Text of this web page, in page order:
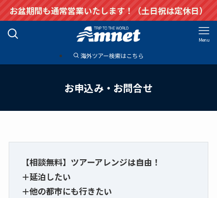
お盆期間も通常営業いたします！（土日祝は定休日）
Menu
海外ツアー検索はこちら
お申込み・お問合せ
【相談無料】ツアーアレンジは自由！
＋延泊したい
＋他の都市にも行きたい